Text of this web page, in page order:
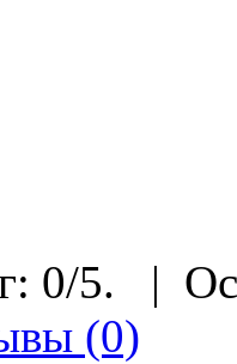
0/5. |
(0)